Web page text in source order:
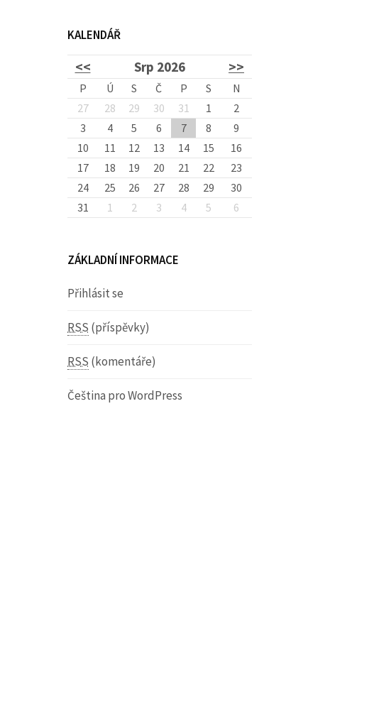
n
í
KALENDÁŘ
<< Srp 2026 >>
P Ú S Č P S
N
27
28 29 30 31 1
2
3
4 5 6 7 8
9
10
11 12 13 14 15
16
17
18 19 20 21 22
23
24
25 26 27 28 29
30
31
1 2 3 4 5 6
ZÁKLADNÍ INFORMACE
Přihlásit se
RSS (příspěvky)
RSS (komentáře)
Čeština pro WordPress